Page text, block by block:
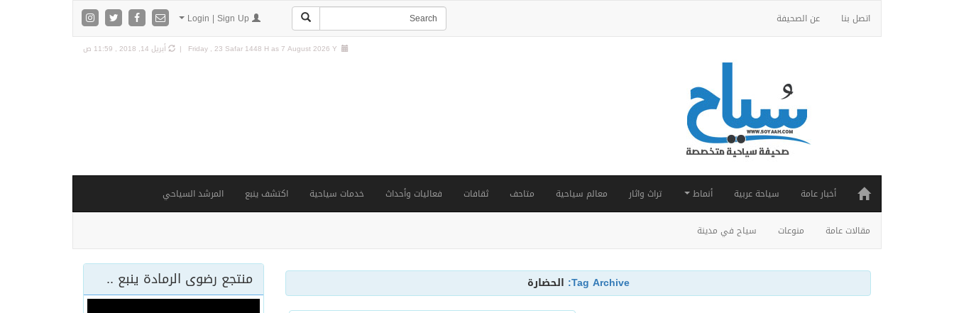
اتصل بنا عن الصحيفة
Friday , 23 Safar 1448 H as7 August 2026 Y | أبريل 14, 2018 , 11:59 ص
أخبار عامة سياحة عربية أنماط تراث واثار معالم سياحية متاحف ثقافات فعاليات وأحداث خدمات سياحية اكتشف ينبع المرشد السياحي
مقالات عامة منوعات سياح في مدينة
منتجع رضوى الرمادة ينبع .. Tag Archive: الحضارة